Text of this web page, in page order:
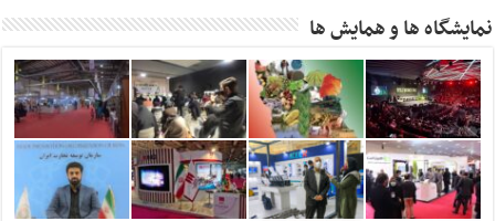
نمایشگاه ها و همایش ها